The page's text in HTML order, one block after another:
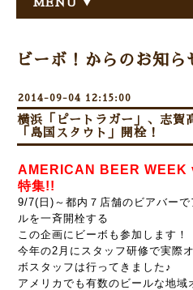
MENU ▼
ビーボ！からのお知ら
2014-09-04 12:15:00
横浜「ピートラガー」、志賀
「島国スタウト」開栓！
AMERICAN BEER WEEK
特集!!
9/7(日)～都内７店舗のビアバー
ルを一斉開栓する
この企画にビーボも参加します！
今年の2月にスタッフ研修で実際
ボスタッフは行ってきました♪
アメリカでも有数のビールな地